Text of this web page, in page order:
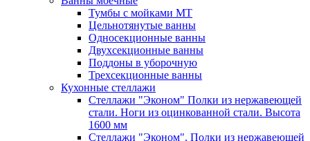
Тумбы с мойками МТ
Цельнотянутые ванны
Односекционные ванны
Двухсекционные ванны
Поддоны в уборочную
Трехсекционные ванны
Кухонные стеллажи
Стеллажи "Эконом" Полки из нержавеющей
стали. Ноги из оцинкованной стали. Высота
1600 мм
Стеллажи "Эконом". Полки из нержавеющей